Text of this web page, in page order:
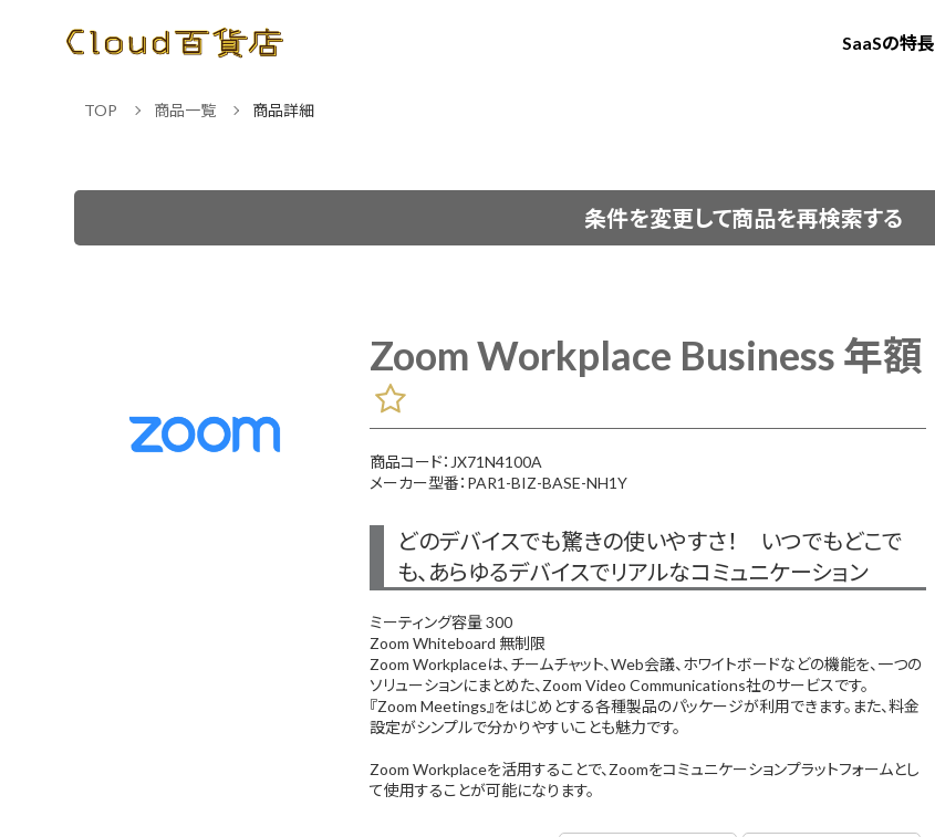
SaaSの特長
TOP 商品一覧 商品詳細
条件を変更して商品を再検索する
Zoom Workplace Business 年額
商品コード：JX71N4100A
メーカー型番：PAR1-BIZ-BASE-NH1Y
どのデバイスでも驚きの使いやすさ！ いつでもどこで
も、あらゆるデバイスでリアルなコミュニケーション
ミーティング容量 300
Zoom Whiteboard 無制限
Zoom Workplaceは、チームチャット、Web会議、ホワイトボードなどの機能を、一つの
ソリューションにまとめた、Zoom Video Communications社のサービスです。
『Zoom Meetings』をはじめとする各種製品のパッケージが利用できます。また、料金
設定がシンプルで分かりやすいことも魅力です。
Zoom Workplaceを活用することで、Zoomをコミュニケーションプラットフォームとし
て使用することが可能になります。